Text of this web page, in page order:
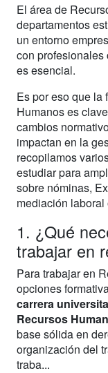
El área de
departamentos
un entorno
con
es esencial.
Es por eso que la
Humanos es
cambios
impactan en la
recopilamos
estudiar para
sobre nóminas,
mediación
1. ¿Qué
trabajar en
Para trabajar en
opciones
carrera
Recursos
base sólida en
organización del
traba...